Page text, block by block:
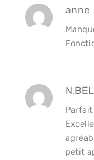
anne
Parfait
petit